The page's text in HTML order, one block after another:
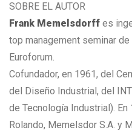
SOBRE EL AUTOR
Frank Memelsdorff es
top management seminar
Euroforum.
Cofundador, en 1961, del
del Diseño Industrial, del
de Tecnología Industrial). En
Rolando, Memelsdor S.A. y